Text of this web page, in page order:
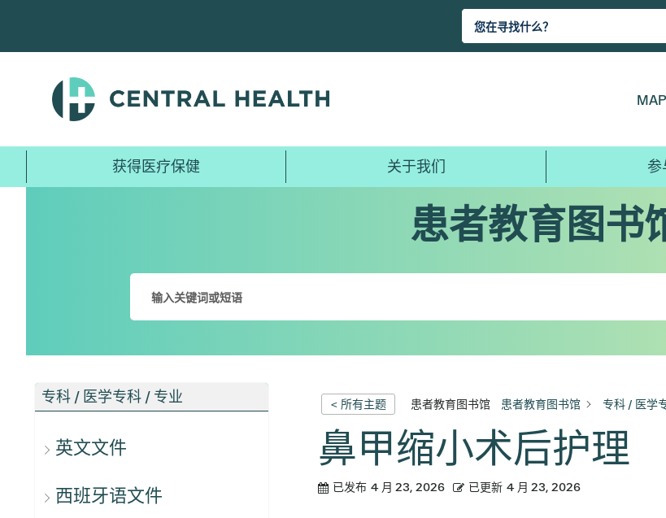
主
获得医疗保健 关于我们 参
患者教育图书
专科 / 医学专科 / 专业
英文文件
西班牙语文件
< 所有主题 患者教育图书馆 患者教育图书馆 专科 / 医学
鼻甲缩小术后护理
已发布 4 月 23, 2026 已更新 4 月 23, 2026